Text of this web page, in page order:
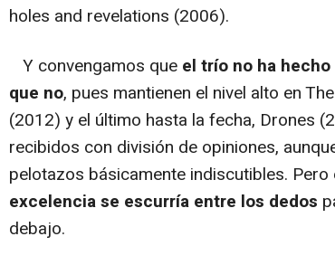
holes and revelations (2006).
Y convengamos que el trío no ha
que no, pues mantienen el nivel alto en
(2012) y el último hasta la fecha, Drones
recibidos con división de opiniones,
pelotazos básicamente indiscutibles. Pero
excelencia se escurría entre los dedos
debajo.